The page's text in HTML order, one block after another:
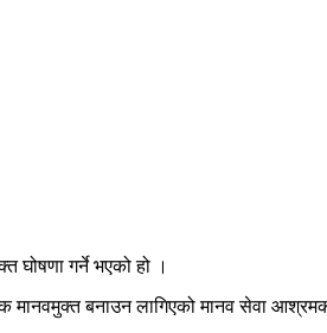
गर्ने भएको हो ।
बनाउन लागिएको मानव सेवा